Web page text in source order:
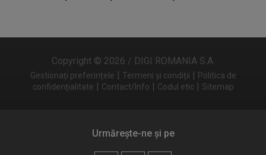
Copyright © 2026 / DIGI ROMANIA S.A.
Gestionați preferințele | Termeni și condiții | Politica de
confidențialitate | Contact/Info | Codul etic | Sitemap
Urmărește-ne și pe